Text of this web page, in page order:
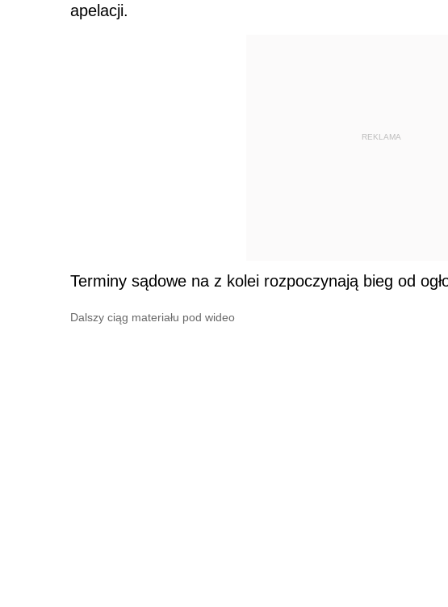
apelacji.
REKLAMA
Terminy sądowe na z kolei rozpoczynają bieg od
Dalszy ciąg materiału pod wideo